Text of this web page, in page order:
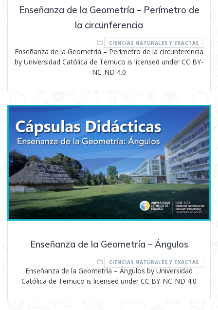
Enseñanza de la Geometría – Perímetro de
la circunferencia
CIENCIAS NATURALES Y EXACTAS
Enseñanza de la Geometría – Perímetro de la circunferencia
by Universidad Católica de Temuco is licensed under CC BY-
NC-ND 4.0
Enseñanza de la Geometría – Ángulos
CIENCIAS NATURALES Y EXACTAS
Enseñanza de la Geometría – Ángulos by Universidad
Católica de Temuco is licensed under CC BY-NC-ND 4.0